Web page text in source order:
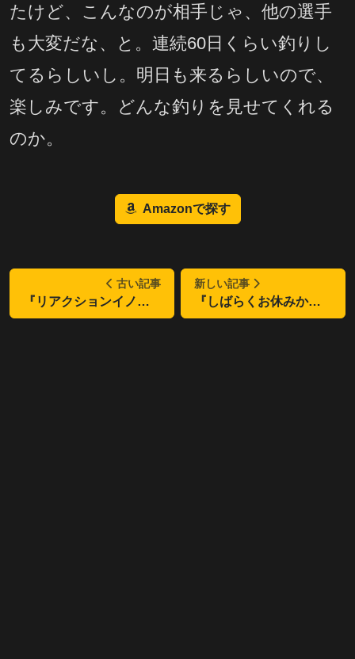
たけど、こんなのが相手じゃ、他の選手
も大変だな、と。連続60日くらい釣りし
てるらしいし。明日も来るらしいので、
楽しみです。どんな釣りを見せてくれる
のか。
Amazonで探す
古い記事
『リアクションイノベーション』
新しい記事
『しばらくお休みか？』